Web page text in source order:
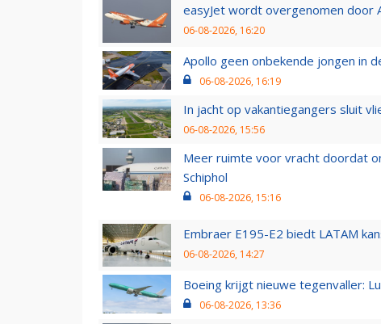
easyJet wordt overgenomen door
06-08-2026, 16:20
Apollo geen onbekende jongen in
06-08-2026, 16:19
In jacht op vakantiegangers sluit
06-08-2026, 15:56
Meer ruimte voor vracht doordat
Schiphol
06-08-2026, 15:16
Embraer E195-E2 biedt LATAM
06-08-2026, 14:27
Boeing krijgt nieuwe tegenvaller:
06-08-2026, 13:36